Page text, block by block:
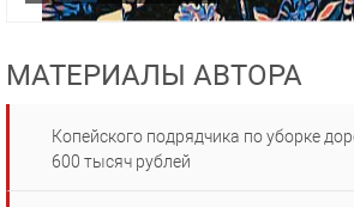
МАТЕРИАЛЫ АВТОРА
Копейского подрядчика по уборке
600 тысяч рублей